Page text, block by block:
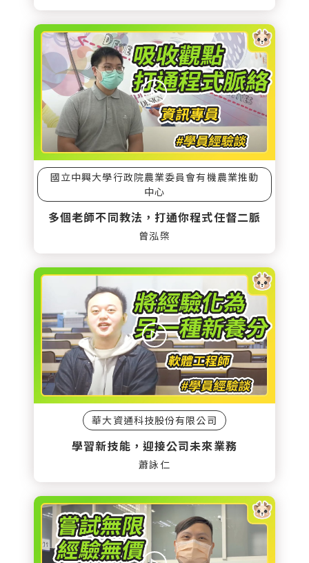
國立中興大學行政院農業委員會有機農業推動
中心
多個老師不同教法，打通你程式任督二脈
曾泓棨
華大資通科技股份有限公司
學習新技能，迎接公司未來業務
蕭詠仁